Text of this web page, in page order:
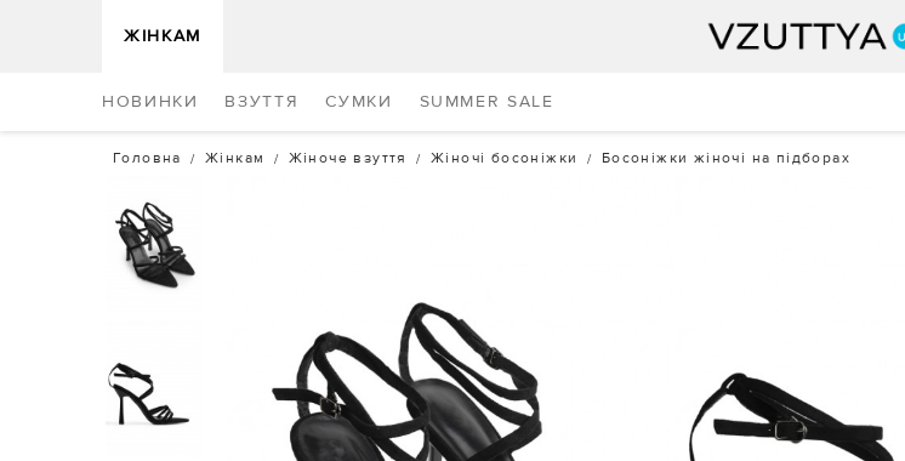
ЖІНКАМ
НОВИНКИ ВЗУТТЯ СУМКИ SUMMER SALE
Головна Жінкам Жіноче взуття Жіночі босоніжки Босоніжки жіночі на підборах